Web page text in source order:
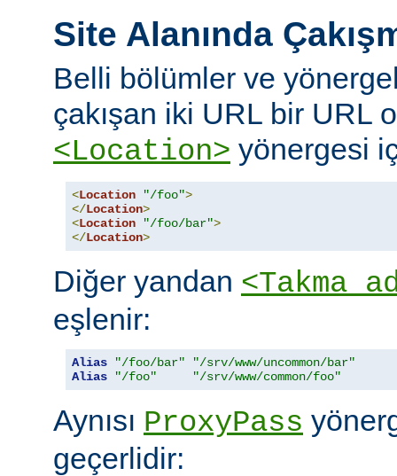
Site Alanında
Belli bölümler ve
çakışan iki URL bir URL
<Location> yönergesi
<Location "/foo">
</Location>
<Location "/foo/bar">
</Location>
Diğer yandan <Takma
eşlenir:
Alias "/foo/bar"
"/srv/www/uncommon/bar"
Alias
"/foo" "/srv/www/common/foo"
Aynısı ProxyPass
geçerlidir: